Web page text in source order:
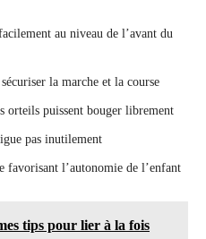
au niveau de l’avant du
la marche et la course
orteils puissent bouger librement
pas inutilement
favorisant l’autonomie de l’enfant
tips pour lier à la fois